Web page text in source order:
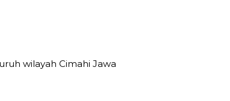
wilayah Cimahi Jawa